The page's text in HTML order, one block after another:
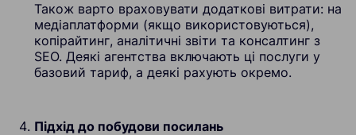
Також варто враховувати додаткові витрати: на
медіаплатформи (якщо використовуються),
копірайтинг, аналітичні звіти та консалтинг з
SEO. Деякі агентства включають ці послуги у
базовий тариф, а деякі рахують окремо.
Підхід до побудови посилань